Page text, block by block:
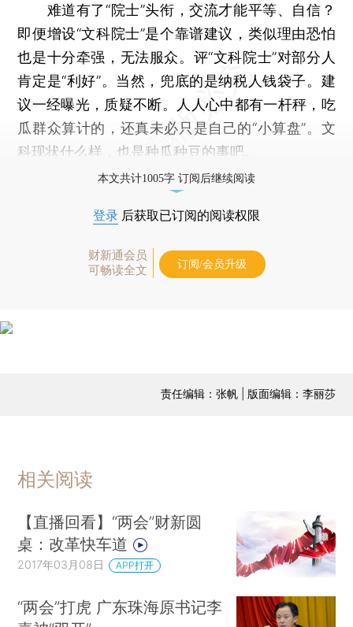
难道有了“院士”头衔，交流才能平等、自信？
即便增设“文科院士”是个靠谱建议，类似理由恐怕
也是十分牵强，无法服众。评“文科院士”对部分人
肯定是“利好”。当然，兜底的是纳税人钱袋子。建
议一经曝光，质疑不断。人人心中都有一杆秤，吃
瓜群众算计的，还真未必只是自己的“小算盘”。文
科现状什么样，也是种瓜种豆的事吧。
本文共计1005字 订阅后继续阅读
登录 后获取已订阅的阅读权限
财新通会员
可畅读全文
订阅/会员升级
责任编辑：张帆 | 版面编辑：李丽莎
相关阅读
【直播回看】“两会”财新圆
桌：改革快车道
2017年03月08日 APP打开
“两会”打虎 广东珠海原书记李